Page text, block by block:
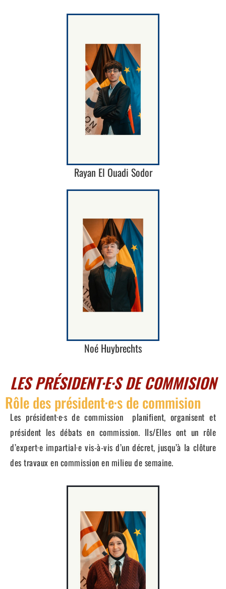
Rayan El Ouadi Sodor
Noé Huybrechts
LES PRÉSIDENT·E·S DE COMMISION
Rôle des président·e·s de commision
Les président·e·s de commission planifient, organisent et
président les débats en commission. Ils/Elles ont un rôle
d’expert·e impartial·e vis-à-vis d’un décret, jusqu’à la clôture
des travaux en commission en milieu de semaine.